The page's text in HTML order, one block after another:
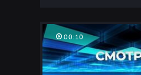
00:10